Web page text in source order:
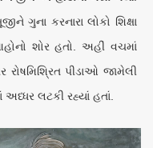
ગુના કરનારા લોકો શિક્ષા
શોર હતો. અહીં વચમાં
પીડાઓ જામેલી
અધ્ધર લટકી રહ્યાં હતાં.